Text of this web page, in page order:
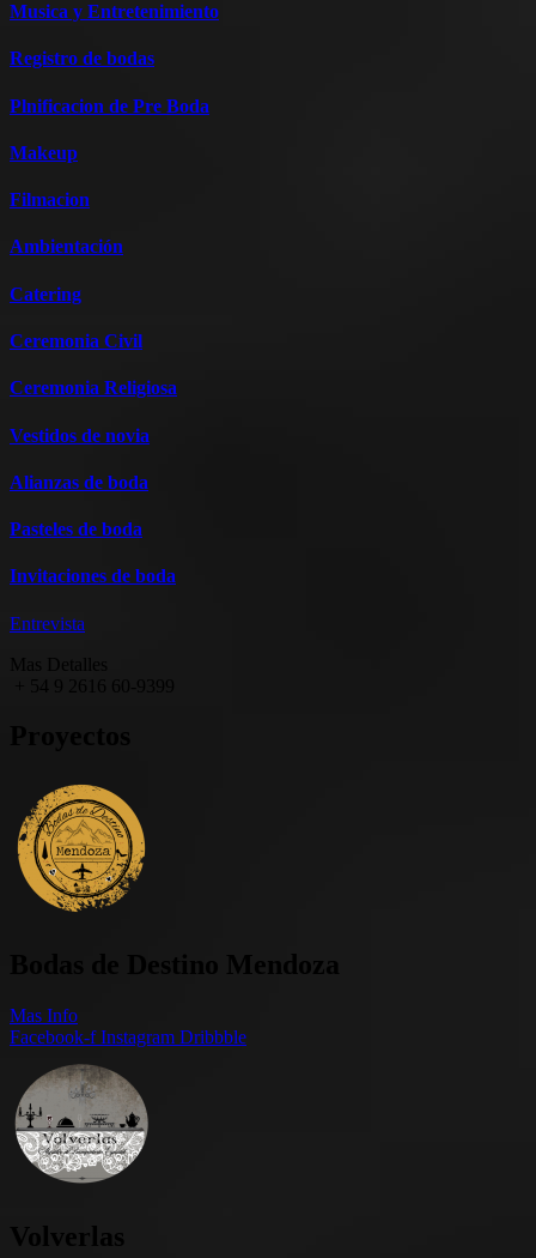
Musica y Entretenimiento
Registro de bodas
Plnificacion de Pre Boda
Makeup
Filmacion
Ambientación
Catering
Ceremonia Civil
Ceremonia Religiosa
Vestidos de novia
Alianzas de boda
Pasteles de boda
Invitaciones de boda
Entrevista
Bodas de Destino Mendoza
Mas Info
Facebook-f Instagram Dribbble
Volverlas